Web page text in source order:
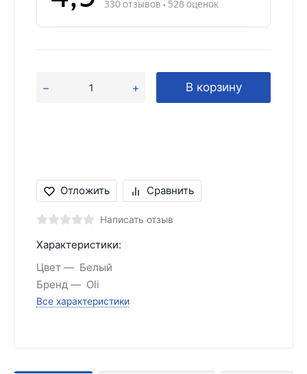
В корзину
Отложить Сравнить
Написать отзыв
Характеристики:
Цвет
Белый
Бренд
Oli
Все характеристики